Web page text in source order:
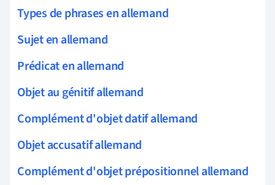
Types de phrases en allemand
Sujet en allemand
Prédicat en allemand
Objet au génitif allemand
Complément d'objet datif allemand
Objet accusatif allemand
Complément d'objet prépositionnel allemand